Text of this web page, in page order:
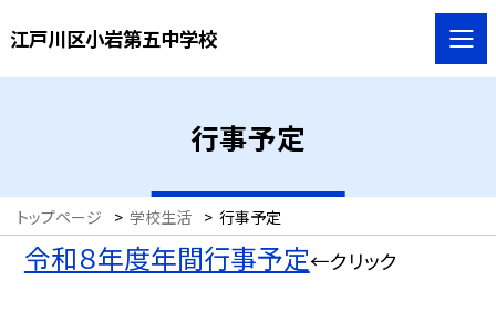
江戸川区小岩第五中学校
行事予定
トップページ > 学校生活 > 行事予定
令和８年度年間行事予定←クリック